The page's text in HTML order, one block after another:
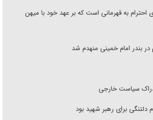
به قهرمانی است که بر عهد خود با میهن
بندر امام خمینی منهدم شد
سیاست خارجی
برای رهبر شهید بود